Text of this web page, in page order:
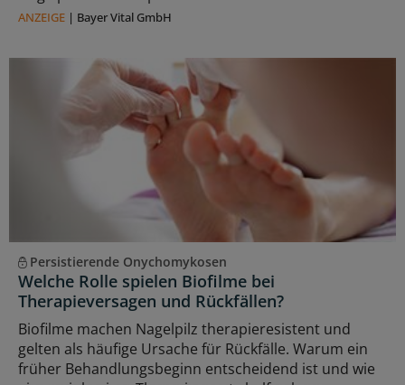
ANZEIGE | Bayer Vital GmbH
Persistierende Onychomykosen
Welche Rolle spielen Biofilme bei
Therapieversagen und Rückfällen?
Biofilme machen Nagelpilz therapieresistent und
gelten als häufige Ursache für Rückfälle. Warum ein
früher Behandlungsbeginn entscheidend ist und wie